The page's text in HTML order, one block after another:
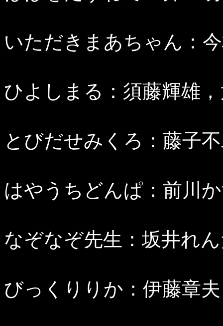
いただきまあちゃん：
ひよしまる：須藤輝雄
とびだせみくろ：藤子
はやうちどんぱ：前川
なぞなぞ先生：坂井れ
びっくりりか：伊藤章夫